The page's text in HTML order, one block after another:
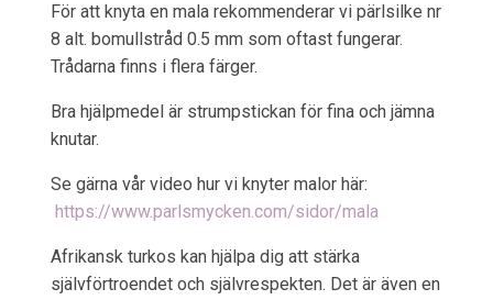
För att knyta en mala rekommenderar vi pärlsilke nr
8 alt. bomullstråd 0.5 mm som oftast fungerar.
Trådarna finns i flera färger.
Bra hjälpmedel är strumpstickan för fina och jämna
knutar.
Se gärna vår video hur vi knyter malor här:
https://www.parlsmycken.com/sidor/mala
Afrikansk turkos kan hjälpa dig att stärka
självförtroendet och självrespekten. Det är även en